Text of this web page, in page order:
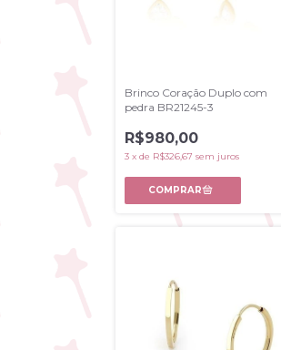
Brinco Coração Duplo com
pedra BR21245-3
R$980,00
3 x de R$326,67 sem juros